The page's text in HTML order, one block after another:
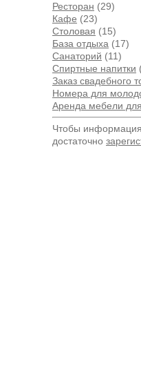
Ресторан (29)
Кафе (23)
Столовая (15)
База отдыха (17)
Санаторий (11)
Спиртные напитки
Заказ свадебного
Номера для
Аренда мебели
Чтобы
достаточно